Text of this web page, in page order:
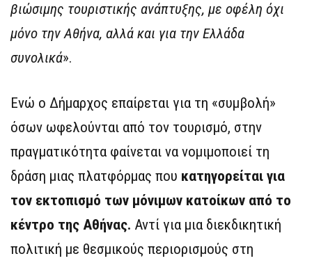
βιώσιμης τουριστικής ανάπτυξης, με οφέλη όχι
μόνο την Αθήνα, αλλά και για την Ελλάδα
συνολικά».
Ενώ ο Δήμαρχος επαίρεται για τη «συμβολή»
όσων ωφελούνται από τον τουρισμό, στην
πραγματικότητα φαίνεται να νομιμοποιεί τη
δράση μιας πλατφόρμας που κατηγορείται για
τον εκτοπισμό των μόνιμων κατοίκων από το
κέντρο της Αθήνας. Αντί για μια διεκδικητική
πολιτική με θεσμικούς περιορισμούς στη